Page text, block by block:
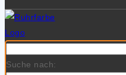
Suche nach: